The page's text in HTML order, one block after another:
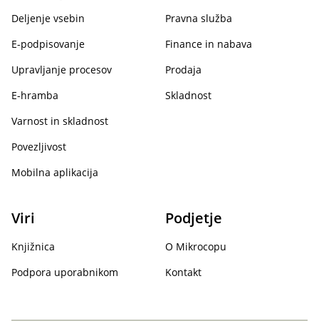
Deljenje vsebin
E-podpisovanje
Upravljanje procesov
E-hramba
Varnost in skladnost
Povezljivost
Mobilna aplikacija
Pravna služba
Finance in nabava
Prodaja
Skladnost
Viri
Knjižnica
Podpora uporabnikom
Podjetje
O Mikrocopu
Kontakt